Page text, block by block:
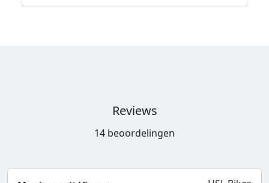
Reviews
14 beoordelingen